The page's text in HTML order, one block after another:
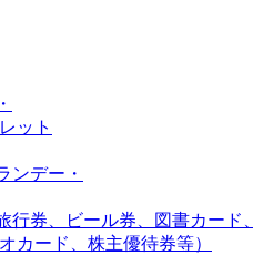
ット
ンデー・
行券、ビール券、図書カード、
ード、株主優待券等）